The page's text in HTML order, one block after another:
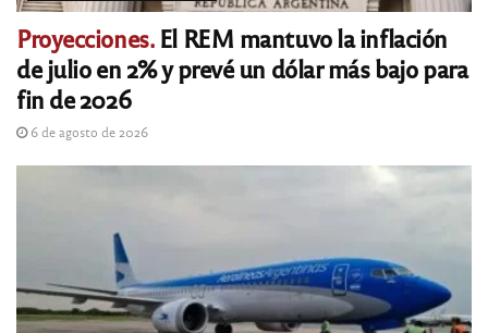
Proyecciones.El REM mantuvo la inflación
de julio en 2% y prevé un dólar más bajo para
fin de 2026
6 de agosto de 2026